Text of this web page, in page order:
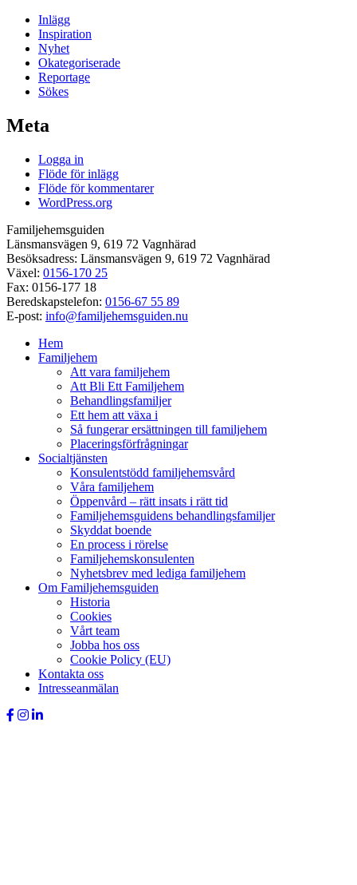
Inlägg
Inspiration
Nyhet
Okategoriserade
Reportage
Sökes
Meta
Logga in
Flöde för inlägg
Flöde för kommentarer
WordPress.org
Familjehemsguiden
Länsmansvägen 9, 619 72 Vagnhärad
Besöksadress: Länsmansvägen 9, 619 72 Vagnhärad
Växel: 0156-170 25
Fax: 0156-177 18
Beredskapstelefon: 0156-67 55 89
E-post: info@familjehemsguiden.nu
Hem
Familjehem
Att vara familjehem
Att Bli Ett Familjehem
Behandlingsfamiljer
Ett hem att växa i
Så fungerar ersättningen till familjehem
Placeringsförfrågningar
Socialtjänsten
Konsulentstödd familjehemsvård
Våra familjehem
Öppenvård – rätt insats i rätt tid
Familjehemsguidens behandlingsfamiljer
Skyddat boende
En process i rörelse
Familjehemskonsulenten
Nyhetsbrev med lediga familjehem
Om Familjehemsguiden
Historia
Cookies
Vårt team
Jobba hos oss
Cookie Policy (EU)
Kontakta oss
Intresseanmälan